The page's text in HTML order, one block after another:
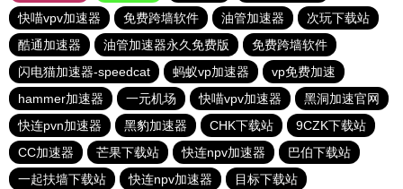
快喵vpv加速器
免费跨墙软件 油管加速器
次玩下载站
酷通加速器
油管加速器永久免费版
免费跨墙软件
闪电猫加速器-speedcat
蚂蚁vp加速器
vp免费加速
hammer加速器
一元机场 快喵vpv加速器
黑洞加速官网
快连pvn加速器
黑豹加速器 CHK下载站
9CZK下载站
CC加速器
芒果下载站 快连npv加速器
巴伯下载站
一起扶墙下载站
快连npv加速器 目标下载站